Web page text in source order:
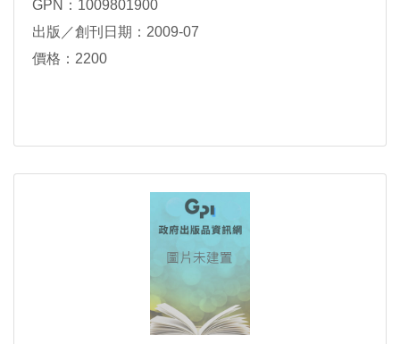
GPN：1009801900
出版／創刊日期：2009-07
價格：2200